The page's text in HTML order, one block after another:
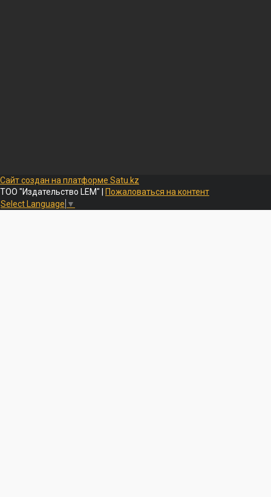
Сайт создан на платформе Satu.kz
ТОО "Издательство LEM" |
Пожаловаться на контент
Select Language ▼